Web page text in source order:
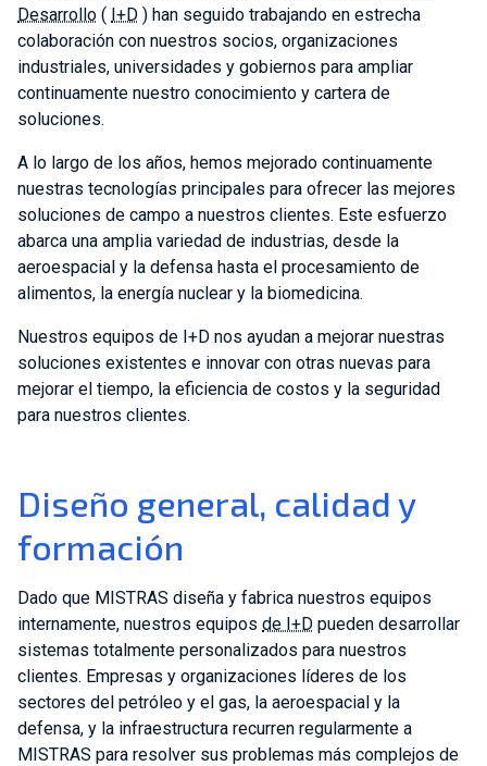
Desarrollo ( I+D ) han seguido trabajando en estrecha
colaboración con nuestros socios, organizaciones
industriales, universidades y gobiernos para ampliar
continuamente nuestro conocimiento y cartera de
soluciones.
A lo largo de los años, hemos mejorado continuamente
nuestras tecnologías principales para ofrecer las mejores
soluciones de campo a nuestros clientes. Este esfuerzo
abarca una amplia variedad de industrias, desde la
aeroespacial y la defensa hasta el procesamiento de
alimentos, la energía nuclear y la biomedicina.
Nuestros equipos de I+D nos ayudan a mejorar nuestras
soluciones existentes e innovar con otras nuevas para
mejorar el tiempo, la eficiencia de costos y la seguridad
para nuestros clientes.
Diseño general, calidad y
formación
Dado que MISTRAS diseña y fabrica nuestros equipos
internamente, nuestros equipos de I+D pueden desarrollar
sistemas totalmente personalizados para nuestros
clientes. Empresas y organizaciones líderes de los
sectores del petróleo y el gas, la aeroespacial y la
defensa, y la infraestructura recurren regularmente a
MISTRAS para resolver sus problemas más complejos de